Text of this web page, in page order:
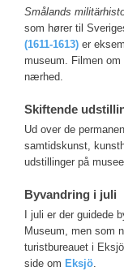
Smålands
som hører til
(1611-1613) er
museum. Filmen
nærhed.
Skiftende
Ud over de
samtidskunst,
udstillinger på
Byvandring i juli
I juli er der guidede
Museum, men som
turistbureauet i
side om Eksjö.